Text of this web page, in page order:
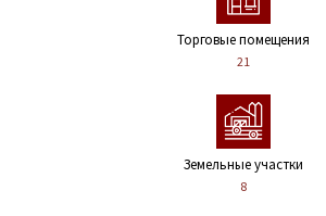
Торговые помещения
21
Земельные участки
8